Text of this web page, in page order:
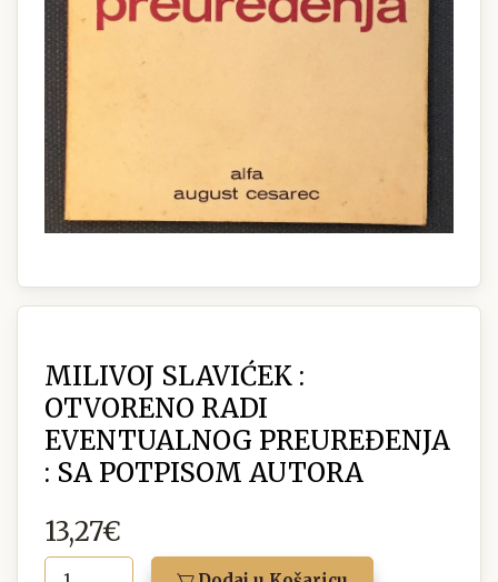
MILIVOJ SLAVIĆEK :
OTVORENO RADI
EVENTUALNOG PREUREĐENJA
: SA POTPISOM AUTORA
13,27€